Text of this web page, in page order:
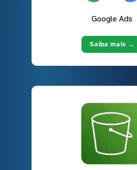
Google Ads
Saiba mais →